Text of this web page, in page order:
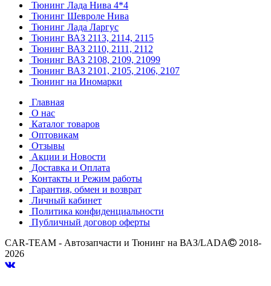
Тюнинг Лада Нива 4*4
Тюнинг Шевроле Нива
Тюнинг Лада Ларгус
Тюнинг ВАЗ 2113, 2114, 2115
Тюнинг ВАЗ 2110, 2111, 2112
Тюнинг ВАЗ 2108, 2109, 21099
Тюнинг ВАЗ 2101, 2105, 2106, 2107
Тюнинг на Иномарки
Главная
О нас
Каталог товаров
Оптовикам
Отзывы
Акции и Новости
Доставка и Оплата
Контакты и Режим работы
Гарантия, обмен и возврат
Личный кабинет
Политика конфиденциальности
Публичный договор оферты
CAR-TEAM - Автозапчасти и Тюнинг на ВАЗ/LADA
2018-
2026